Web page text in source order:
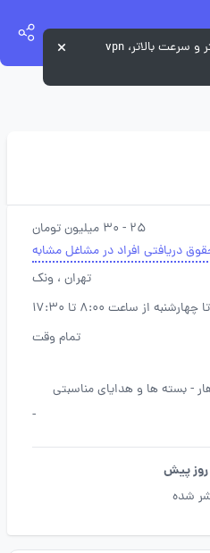
25 - 30 میلیون تومان
دریافتی افراد در مشاغل مشابه
تهران ، ونک
از ساعت 8:00 تا 17:30
تمام وقت
-بسته ها و هدایای مناسبتی
-
شده
برای تجربه کاربری بهتر و سرعت بالاتر، vpn